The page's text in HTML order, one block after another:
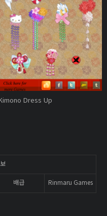
Dress Up
배급 Rinmaru Games